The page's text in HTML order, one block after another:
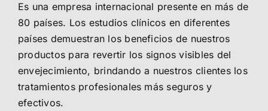
Es una empresa internacional presente en más de
80 países. Los estudios clínicos en diferentes
países demuestran los beneficios de nuestros
productos para revertir los signos visibles del
envejecimiento, brindando a nuestros clientes los
tratamientos profesionales más seguros y
efectivos.